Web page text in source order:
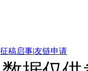
征稿启事|友链申请